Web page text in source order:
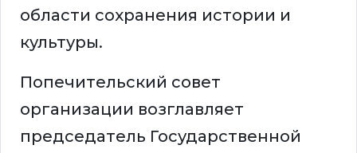
области сохранения истории и
культуры.
Попечительский совет
организации возглавляет
председатель Государственной